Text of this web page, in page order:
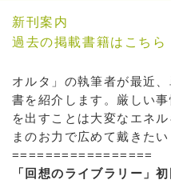
新刊案内
過去の掲載書籍はこちら
オルタ」の執筆者が最近
書を紹介します。厳しい
を出すことは大変なエネ
まのお力で広めて戴きたい
=================
「回想のライブラリー」